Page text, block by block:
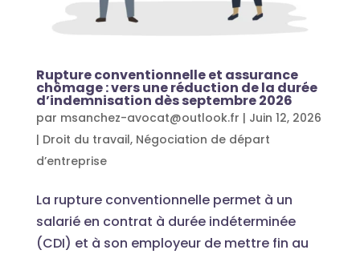
Rupture conventionnelle et assurance
chômage : vers une réduction de la durée
d’indemnisation dès septembre 2026
par msanchez-avocat@outlook.fr | Juin 12, 2026
| Droit du travail, Négociation de départ
d’entreprise
La rupture conventionnelle permet à un
salarié en contrat à durée indéterminée
(CDI) et à son employeur de mettre fin au